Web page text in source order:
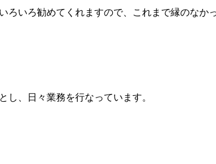
いろ勧めてくれますので、これまで縁のなか
し、日々業務を行なっています。